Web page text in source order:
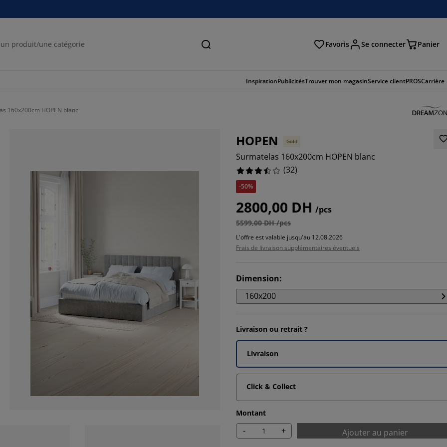
Chercher Favoris Se connecter Panier
InspirationPublicitésTrouver mon magasinService clientPROSCarrière
160x200cm HOPEN blanc
HOPEN Gold
Surmatelas 160x200cm HOPEN blanc
(32)
-50%
2800,00 DH /pcs
5599,00 DH /pcs
L'offre est valable jusqu'au 12.08.2026
Frais de livraison supplémentaires éventuels
Dimension:
160x200
Livraison ou retrait ?
Livraison
Click & Collect
Montant
- + Ajouter au panier